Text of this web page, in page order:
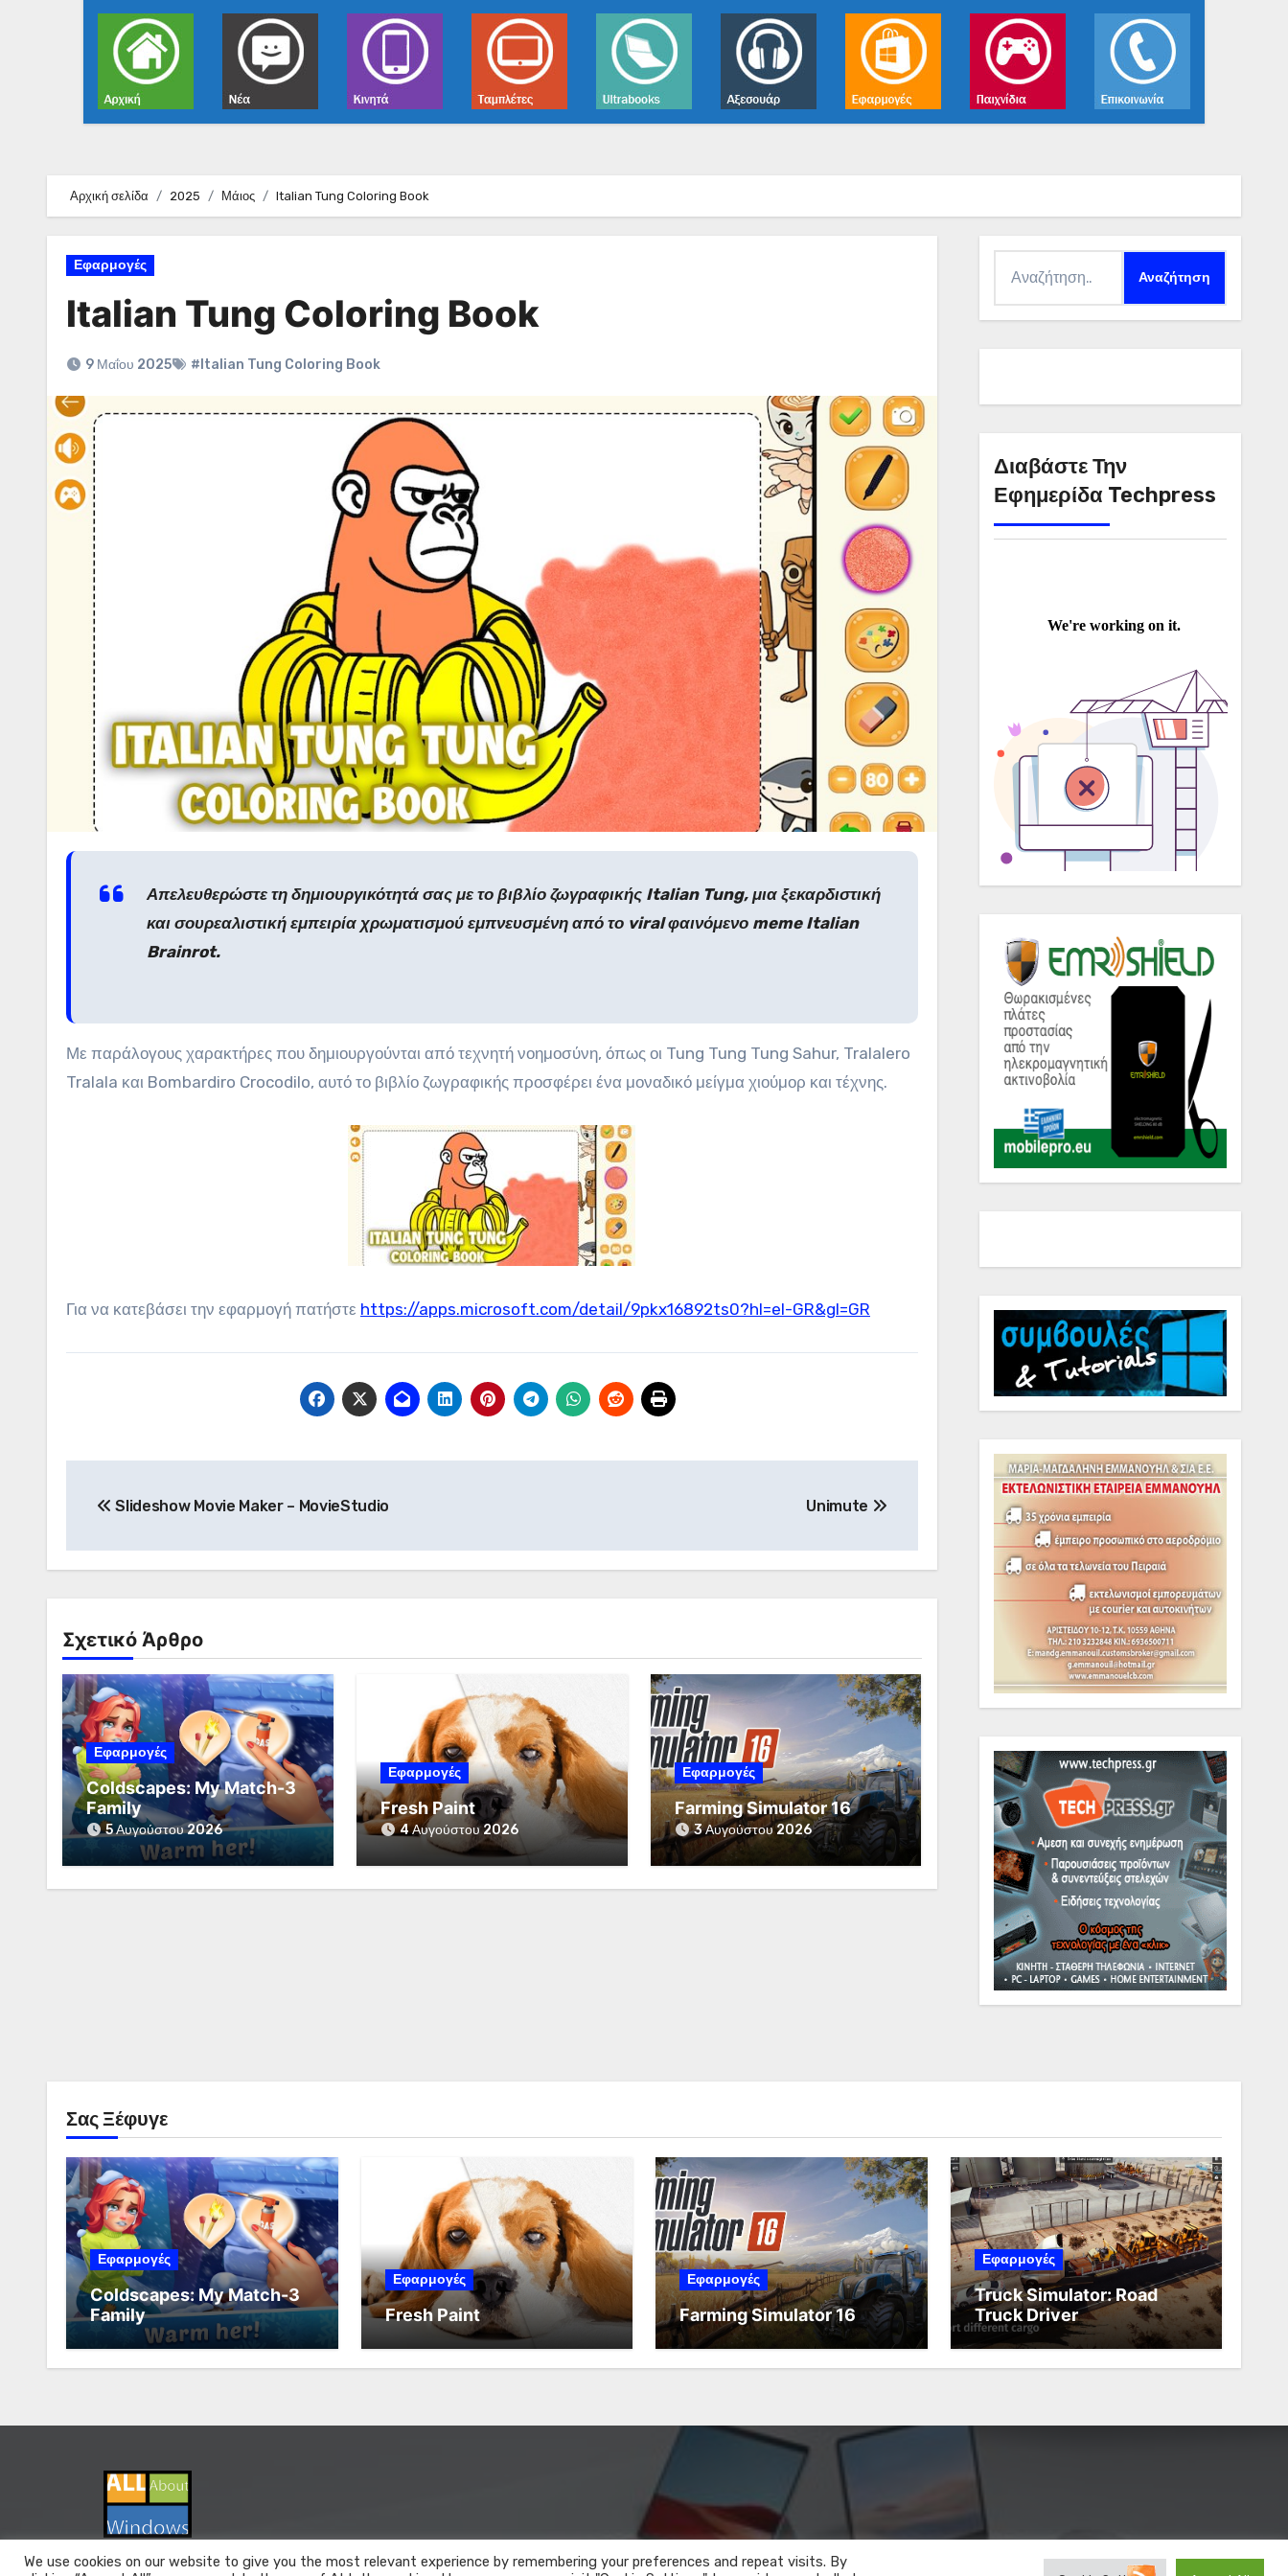
Αρχική σελίδα 2025 Μάιος Italian Tung Coloring Book
Εφαρμογές
Italian Tung Coloring Book
9 Μαΐου 2025 #Italian Tung Coloring Book
Απελευθερώστε τη δημιουργικότητά σας με το βιβλίο ζωγραφικής Italian Tung, μια ξεκαρδιστική
και σουρεαλιστική εμπειρία χρωματισμού εμπνευσμένη από το viral φαινόμενο meme Italian
Brainrot.
Με παράλογους χαρακτήρες που δημιουργούνται από τεχνητή νοημοσύνη, όπως οι Tung Tung Tung Sahur, Tralalero
Tralala και Bombardiro Crocodilo, αυτό το βιβλίο ζωγραφικής προσφέρει ένα μοναδικό μείγμα χιούμορ και τέχνης.
Για να κατεβάσει την εφαρμογή πατήστε https://apps.microsoft.com/detail/9pkx16892ts0?hl=el-GR&gl=GR
άρθρων
Slideshow Movie Maker – MovieStudio Unimute
Σχετικό Άρθρο
Εφαρμογές
Coldscapes: My Match-3
Family
5 Αυγούστου 2026
Εφαρμογές
Fresh Paint
4 Αυγούστου 2026
Εφαρμογές
Farming Simulator 16
3 Αυγούστου 2026
για:
Διαβάστε Την
Εφημερίδα Techpress
Σας Ξέφυγε
Εφαρμογές
Coldscapes: My Match-3
Family
Εφαρμογές
Fresh Paint
Εφαρμογές
Farming Simulator 16
Εφαρμογές
Truck Simulator: Road
Truck Driver
All About Windows
We use cookies on our website to give you the most relevant experience by remembering your preferences and repeat visits. By